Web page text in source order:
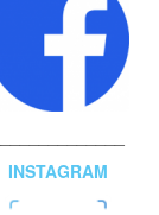
INSTAGRAM